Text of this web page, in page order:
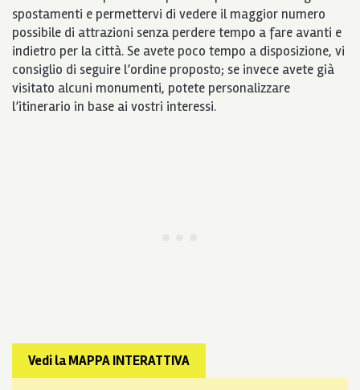
spostamenti e permettervi di vedere il maggior numero
possibile di attrazioni senza perdere tempo a fare avanti e
indietro per la città. Se avete poco tempo a disposizione, vi
consiglio di seguire l’ordine proposto; se invece avete già
visitato alcuni monumenti, potete personalizzare
l’itinerario in base ai vostri interessi.
Vedi la MAPPA INTERATTIVA